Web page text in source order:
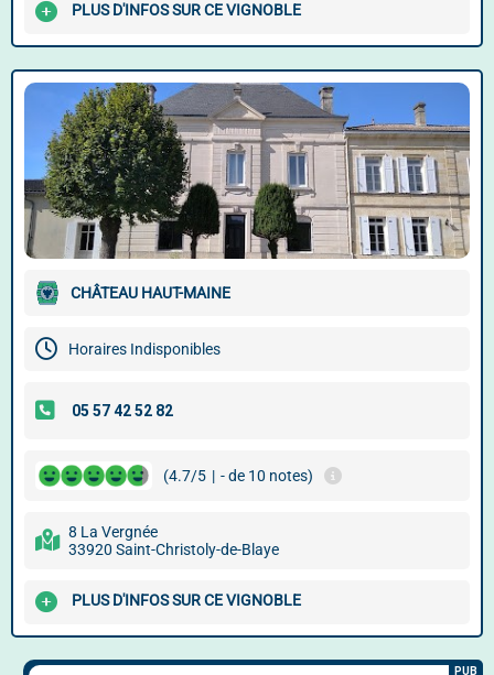
PLUS D'INFOS SUR CE VIGNOBLE
CHÂTEAU HAUT-MAINE
Horaires Indisponibles
(4.7/5 | - de 10 notes)
8 La Vergnée
33920 Saint-Christoly-de-Blaye
PLUS D'INFOS SUR CE VIGNOBLE